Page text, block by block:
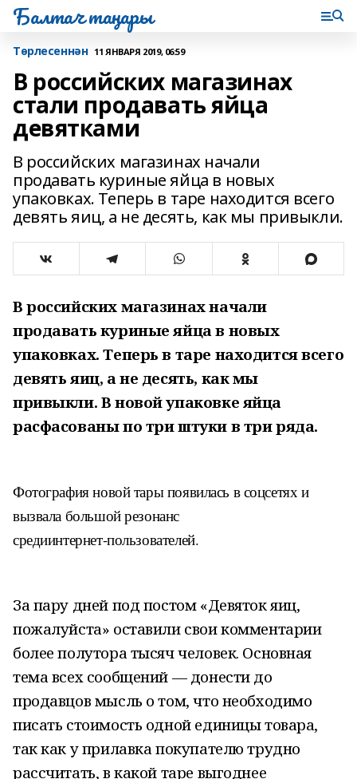
Балтач таңнары
Tөрлесеннән 11 ЯНВАРЯ 2019, 06:59
В российских магазинах
стали продавать яйца
девятками
В российских магазинах начали
продавать куриные яйца в новых
упаковках. Теперь в таре находится всего
девять яиц, а не десять, как мы привыкли.
В российских магазинах начали
продавать куриные яйца в новых
упаковках. Теперь в таре находится всего
девять яиц, а не десять, как мы
привыкли. В новой упаковке яйца
расфасованы по три штуки в три ряда.
Фотография новой тары появилась в соцсетях и
вызвала большой резонанс
средиинтернет-пользователей.
За пару дней под постом «Девяток яиц,
пожалуйста» оставили свои комментарии
более полутора тысяч человек. Основная
тема всех сообщений — донести до
продавцов мысль о том, что необходимо
писать стоимость одной единицы товара,
так как у прилавка покупателю трудно
рассчитать, в какой таре выгоднее